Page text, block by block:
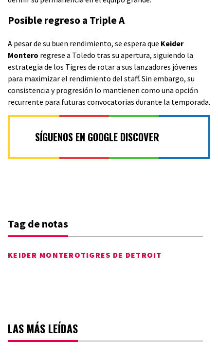
Posible regreso a Triple A
A pesar de su buen rendimiento, se espera que Keider
Montero regrese a Toledo tras su apertura, siguiendo la
estrategia de los Tigres de rotar a sus lanzadores jóvenes
para maximizar el rendimiento del staff. Sin embargo, su
consistencia y progresión lo mantienen como una opción
recurrente para futuras convocatorias durante la temporada.
SÍGUENOS EN GOOGLE DISCOVER
Tag de notas
KEIDER MONTEROTIGRES DE DETROIT
LAS MÁS LEÍDAS